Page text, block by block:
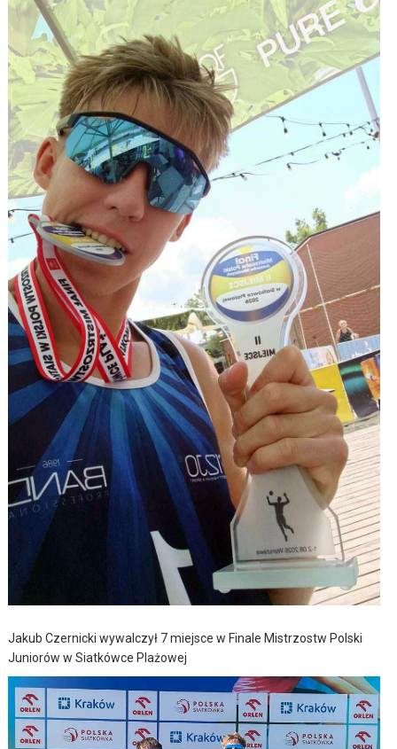
Jakub Czernicki wywalczył 7 miejsce w Finale Mistrzostw Polski
Juniorów w Siatkówce Plażowej